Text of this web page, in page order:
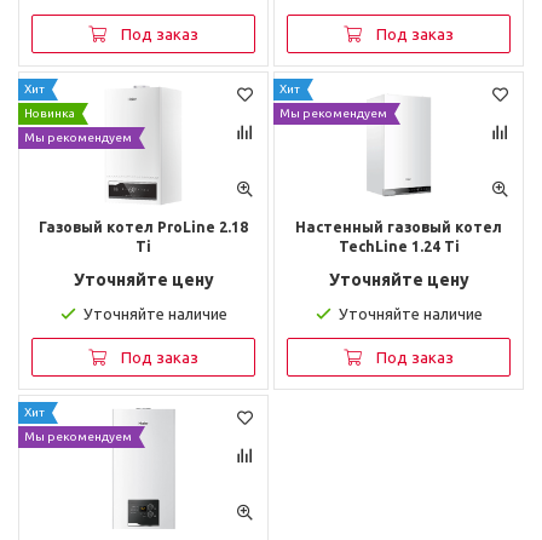
Под заказ Под заказ
Хит
Новинка
Мы рекомендуем
Газовый котел ProLine 2.18
Ti
Уточняйте цену
Уточняйте наличие
Под заказ
Хит
Мы рекомендуем
Настенный газовый котел
TechLine 1.24 Ti
Уточняйте цену
Уточняйте наличие
Под заказ
Хит
Мы рекомендуем